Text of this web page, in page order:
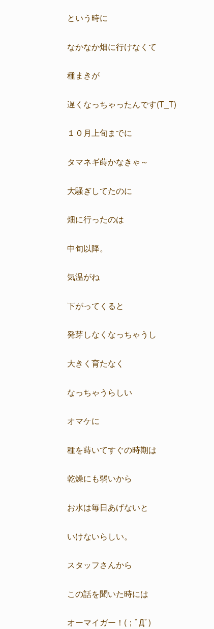
という時に
なかなか畑に行けなくて
種まきが
遅くなっちゃったんです(T_T)
１０月上旬までに
タマネギ蒔かなきゃ～
大騒ぎしてたのに
畑に行ったのは
中旬以降。
気温がね
下がってくると
発芽しなくなっちゃうし
大きく育たなく
なっちゃうらしい
オマケに
種を蒔いてすぐの時期は
乾燥にも弱いから
お水は毎日あげないと
いけないらしい。
スタッフさんから
この話を聞いた時には
オーマイガー！(；ﾟДﾟ)